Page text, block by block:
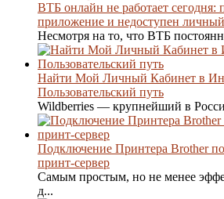
ВТБ онлайн не работает сегодня:
приложение и недоступен
Несмотря на то, что ВТБ
Найти Мой Личный Кабинет в
Пользовательский путь
Wildberries — крупнейший в
Подключение Принтера Brother
принт-сервер
Самым простым, но не менее
д...